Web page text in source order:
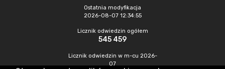
Ostatnia modyfikacja
2026-08-07 12:34:55
Licznik odwiedzin ogółem
545 459
Licznik odwiedzin w m-cu 2026-
07